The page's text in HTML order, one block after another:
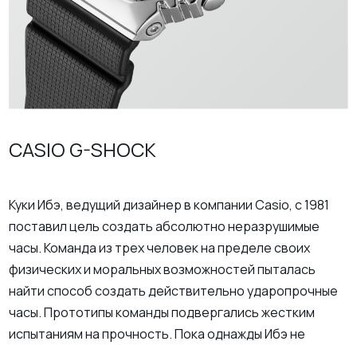
CASIO G-SHOCK
Куки Ибэ, ведущий дизайнер в компании Casio, с 1981
поставил цель создать абсолютно неразрушимые
часы. Команда из трех человек на пределе своих
физических и моральных возможностей пыталась
найти способ создать действительно ударопрочные
часы. Прототипы команды подвергались жестким
испытаниям на прочность. Пока однажды Ибэ не